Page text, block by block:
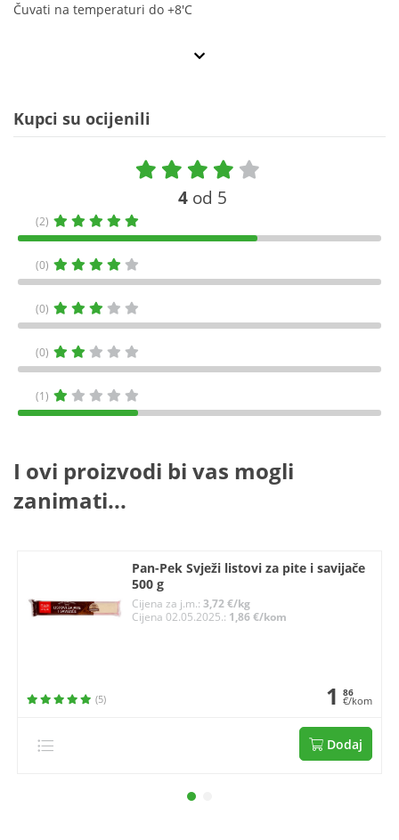
Čuvati na temperaturi do +8'C
Kupci su ocijenili
4 od 5
(2)
(0)
(0)
(0)
(1)
I ovi proizvodi bi vas mogli
zanimati...
Pan-Pek Svježi listovi za pite i savijače
500 g
Cijena za j.m.: 3,72 €/kg
Cijena 02.05.2025.: 1,86 €/kom
(5) 1 86
€/kom
Dodaj